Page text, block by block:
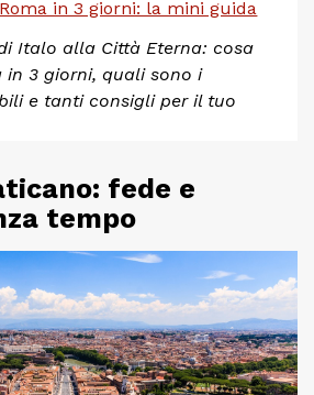
in 3 giorni: la mini guida
Italo alla Città Eterna: cosa
in 3 giorni, quali sono i
e tanti consigli per il tuo
fede e
tempo